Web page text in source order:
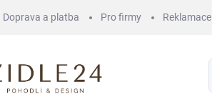
Doprava a platba Pro firmy Reklamace